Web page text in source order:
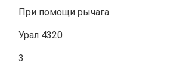
При помощи рычага
Урал 4320
3